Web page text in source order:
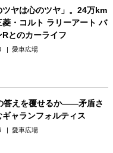
ツヤは心のツヤ」。24万km
菱・コルト ラリーアート バ
Rとのカーライフ
愛車広場
答えを覆せるか――矛盾さ
ギャランフォルティス
愛車広場